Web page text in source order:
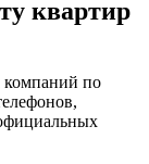
квартир
компаний по